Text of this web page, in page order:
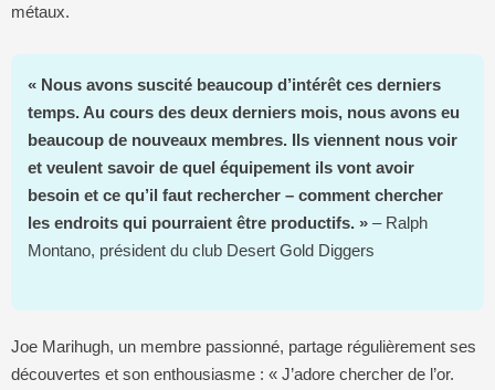
métaux.
« Nous avons suscité beaucoup d’intérêt ces derniers
temps. Au cours des deux derniers mois, nous avons eu
beaucoup de nouveaux membres. Ils viennent nous voir
et veulent savoir de quel équipement ils vont avoir
besoin et ce qu’il faut rechercher – comment chercher
les endroits qui pourraient être productifs. » – Ralph
Montano, président du club Desert Gold Diggers
Joe Marihugh, un membre passionné, partage régulièrement ses
découvertes et son enthousiasme : « J’adore chercher de l’or.